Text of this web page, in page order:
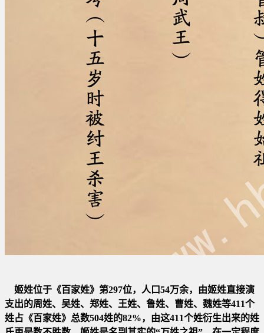
姬姓位于《百家姓》第297位，人口54万余，由姬姓直接演
支出的周姓、吴姓、郑姓、王姓、鲁姓、曹姓、魏姓等411个
姓占 《百家姓》总数504姓的82%，由这411个姓衍生出来的姓